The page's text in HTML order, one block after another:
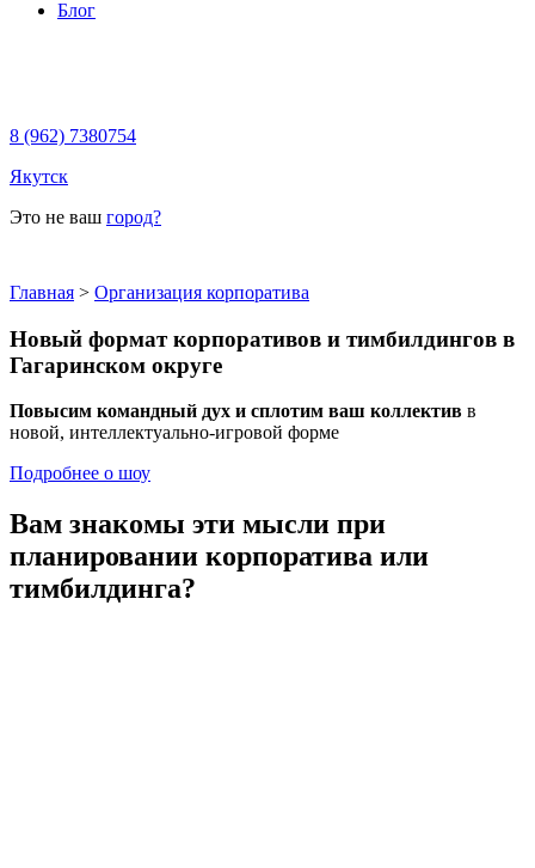
Блог
8 (962) 7380754
Якутск
Это не ваш город?
Главная > Организация корпоратива
Новый форматкорпоративов и тимбилдингов в
Гагаринском округе
Повысим командный дух и сплотим ваш коллектив в
новой, интеллектуально-игровой форме
Подробнее о шоу
Вам знакомы эти мысли при
планировании корпоратива или
тимбилдинга?